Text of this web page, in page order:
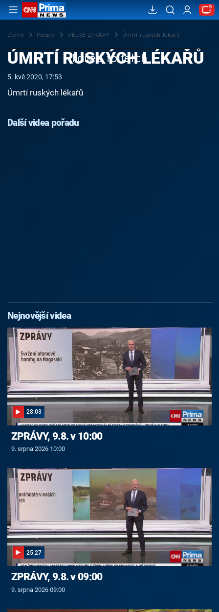
Domů Pořady VELKÉ ZPRÁVY Úmrtí ruských lékařů
Failed to fetch
ÚMRTÍ RUSKÝCH LÉKAŘŮ
5. kvě 2020, 17:53
Úmrtí ruských lékařů
Další videa pořadu
Nejnovější videa
28:03
ZPRÁVY, 9.8. v 10:00
9. srpna 2026 10:00
25:27
ZPRÁVY, 9.8. v 09:00
9. srpna 2026 09:00